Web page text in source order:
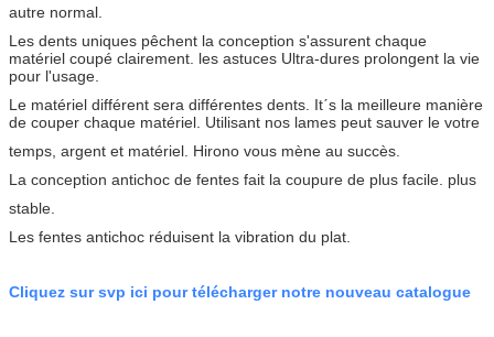
autre normal.
Les dents uniques pêchent la conception s'assurent chaque
matériel coupé clairement. les astuces Ultra-dures prolongent la vie
pour l'usage.
Le matériel différent sera différentes dents. Itˊs la meilleure manière
de couper chaque matériel. Utilisant nos lames peut sauver le votre
temps, argent et matériel. Hirono vous mène au succès.
La conception antichoc de fentes fait la coupure de plus facile. plus
stable.
Les fentes antichoc réduisent la vibration du plat.
Cliquez sur svp ici pour télécharger notre nouveau catalogue